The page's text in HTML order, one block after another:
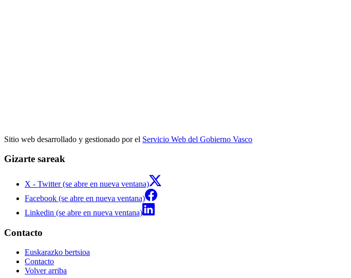
Sitio web desarrollado y gestionado por el Servicio Web del Gobierno Vasco
Gizarte sareak
X - Twitter (se abre en nueva ventana)
Facebook (se abre en nueva ventana)
Linkedin (se abre en nueva ventana)
Contacto
Euskarazko bertsioa
Contacto
Volver arriba